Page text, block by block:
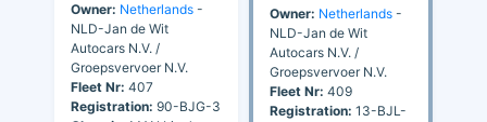
Owner: Netherlands -
NLD-Jan de Wit
Autocars N.V. /
Groepsvervoer N.V.
Fleet Nr: 407
Registration: 90-BJG-3
Owner: Netherlands -
NLD-Jan de Wit
Autocars N.V. /
Groepsvervoer N.V.
Fleet Nr: 409
Registration: 13-BJL-